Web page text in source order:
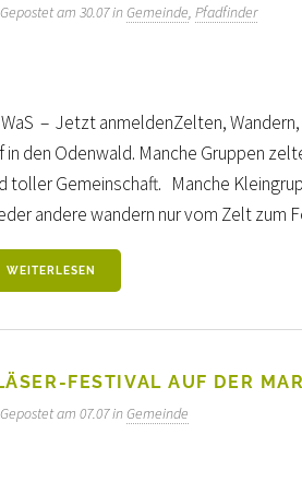
Gepostet am 30.07 inGemeinde,Pfadfinder
– Jetzt anmeldenZelten,
in den Odenwald. Manche Gruppen
toller Gemeinschaft. Manche
andere wandern nur vom Zelt zum
WEITERLESEN
FESTIVAL AUF DER
Gepostet am 07.07 inGemeinde